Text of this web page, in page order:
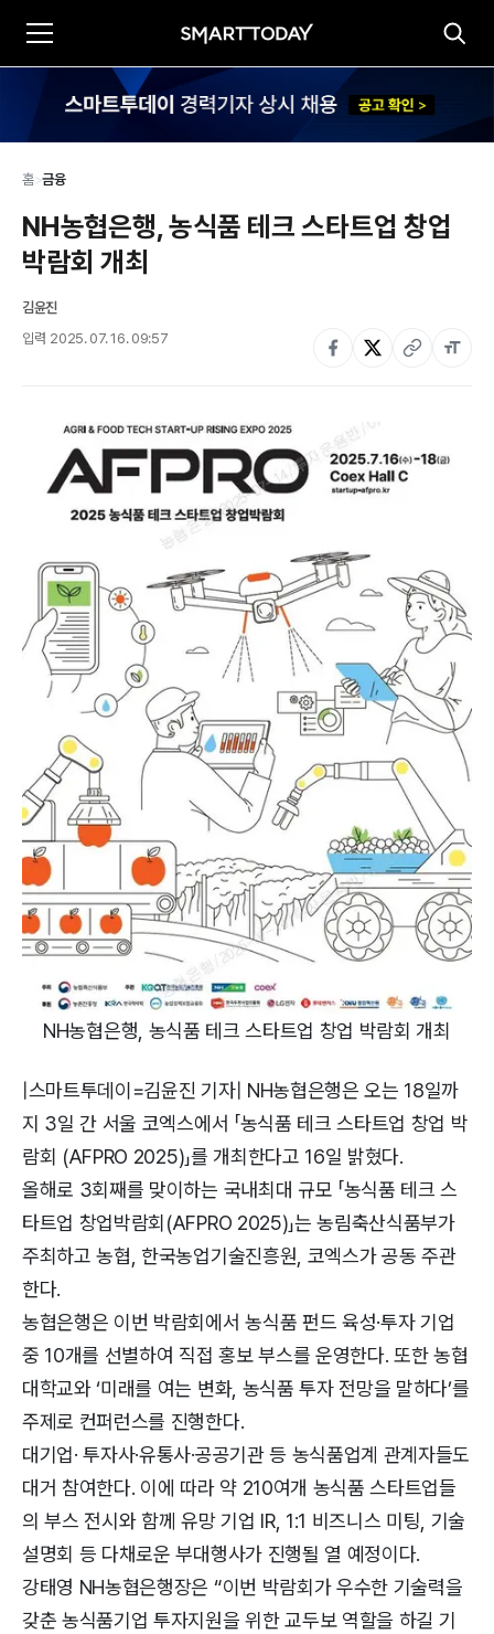
홈>금융
NH농협은행, 농식품 테크 스타트업 창업
박람회 개최
김윤진
입력 2025. 07. 16. 09:57
NH농협은행, 농식품 테크 스타트업 창업 박람회 개최
|스마트투데이=김윤진 기자| NH농협은행은 오는 18일까
지 3일 간 서울 코엑스에서 「농식품 테크 스타트업 창업 박
람회 (AFPRO 2025)」를 개최한다고 16일 밝혔다.
올해로 3회째를 맞이하는 국내최대 규모 「농식품 테크 스
타트업 창업박람회(AFPRO 2025)」는 농림축산식품부가
주최하고 농협, 한국농업기술진흥원, 코엑스가 공동 주관
한다.
농협은행은 이번 박람회에서 농식품 펀드 육성·투자 기업
중 10개를 선별하여 직접 홍보 부스를 운영한다. 또한 농협
대학교와 ‘미래를 여는 변화, 농식품 투자 전망을 말하다’를
주제로 컨퍼런스를 진행한다.
대기업· 투자사·유통사·공공기관 등 농식품업계 관계자들도
대거 참여한다. 이에 따라 약 210여개 농식품 스타트업들
의 부스 전시와 함께 유망 기업 IR, 1:1 비즈니스 미팅, 기술
설명회 등 다채로운 부대행사가 진행될 열 예정이다.
강태영 NH농협은행장은 “이번 박람회가 우수한 기술력을
갖춘 농식품기업 투자지원을 위한 교두보 역할을 하길 기